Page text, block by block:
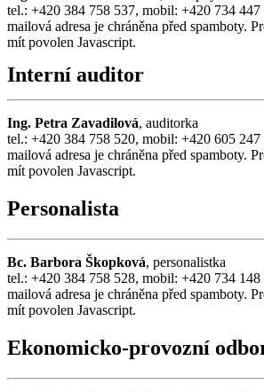
tel.: +420 384 758 537, mobil: +420 734 447
mailová adresa je chráněna před spamboty.
mít povolen Javascript.
Interní auditor
Ing. Petra Zavadilová, auditorka
tel.: +420 384 758 520, mobil: +420 605 247
mailová adresa je chráněna před spamboty.
mít povolen Javascript.
Personalista
Bc. Barbora Škopková, personalistka
tel.: +420 384 758 528, mobil: +420 734 148
mailová adresa je chráněna před spamboty.
mít povolen Javascript.
Ekonomicko-provozní